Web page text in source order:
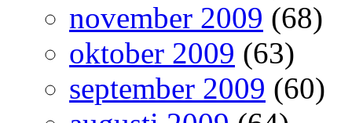
november 2009 (68)
oktober 2009 (63)
september 2009 (60)